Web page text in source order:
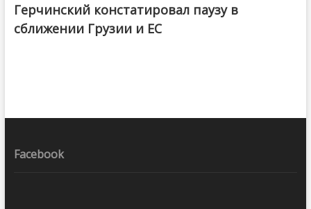
Герчинский констатировал паузу в
сближении Грузии и ЕС
Facebook